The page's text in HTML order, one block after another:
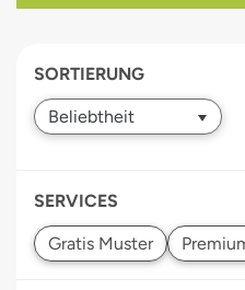
SORTIERUNG
SERVICES